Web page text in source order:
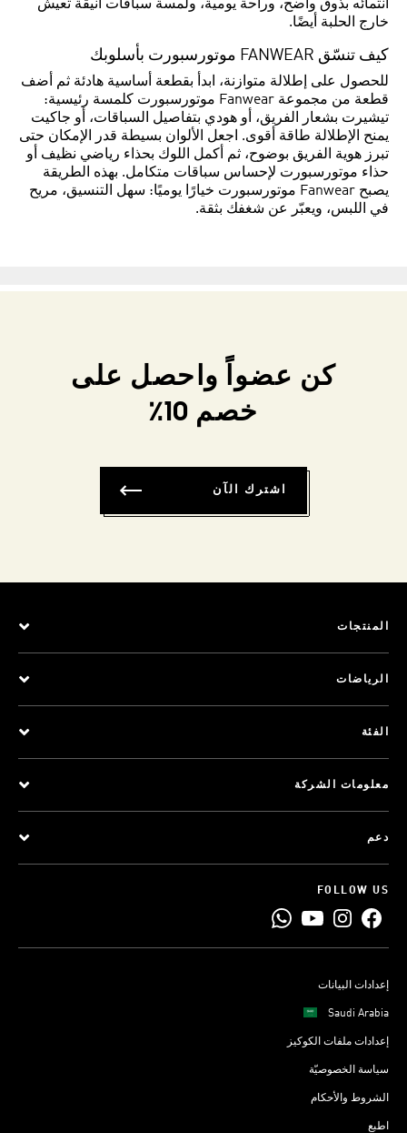
انتمائه بذوق واضح، وراحة يومية، ولمسة سباقات أنيقة تعيش
خارج الحلبة أيضًا.
كيف تنسّق FANWEAR موتورسبورت بأسلوبك
للحصول على إطلالة متوازنة، ابدأ بقطعة أساسية هادئة ثم أضف
قطعة من مجموعة Fanwear موتورسبورت كلمسة رئيسية:
تيشيرت بشعار الفريق، أو هودي بتفاصيل السباقات، أو جاكيت
يمنح الإطلالة طاقة أقوى. اجعل الألوان بسيطة قدر الإمكان حتى
تبرز هوية الفريق بوضوح، ثم أكمل اللوك بحذاء رياضي نظيف أو
حذاء موتورسبورت لإحساس سباقات متكامل. بهذه الطريقة
يصبح Fanwear موتورسبورت خيارًا يوميًا: سهل التنسيق، مريح
في اللبس، ويعبّر عن شغفك بثقة.
كن عضواً واحصل على
خصم 10٪
اشترك الآن
المنتجات
الرياضات
الفئة
معلومات الشركة
دعم
FOLLOW US
إعدادات البيانات
Saudi Arabia
إعدادات ملفات الكوكيز
سياسة الخصوصيّة
الشروط والأحكام
اطبع